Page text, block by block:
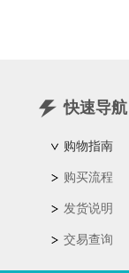
快速导航
购物指南
购买流程
发货说明
交易查询